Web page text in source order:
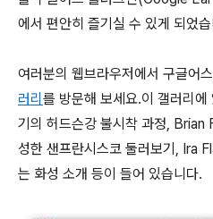
에서 편안히 즐기실 수 있게 되었
여러분의 웹브라우저에서 구글어
러리 를 방문해 보세요.이 갤러리
기의 허드슨강 불시착 과정, Brian
성한 샌프란시스코 둘러보기, Ira
는 화성 소개 등이 들어 있습니다.